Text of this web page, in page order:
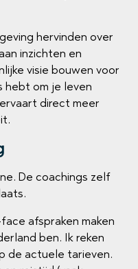
hervinden over
inzichten en
visie bouwen voor
hebt om je leven
direct meer
De coachings zelf
afspraken maken
ben. Ik reken
de actuele tarieven.